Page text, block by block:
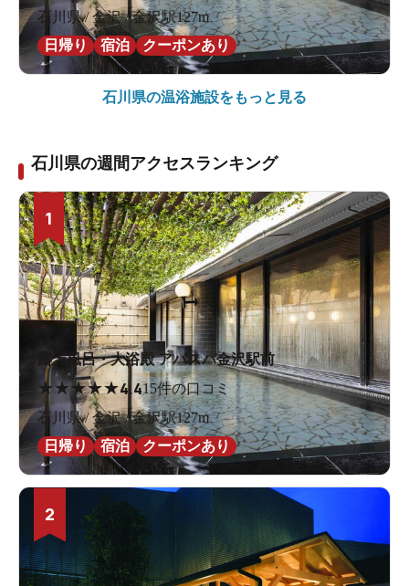
石川県 / 金沢 / 金沢駅127m
日帰り
宿泊 クーポンあり
石川県の温浴施設をもっと見る
石川県の週間アクセスランキング
1
露天風呂・大浴殿 アパスパ金沢駅前
★ ★ ★★★4.415件の口コミ
石川県 / 金沢 / 金沢駅127m
日帰り
宿泊 クーポンあり
2